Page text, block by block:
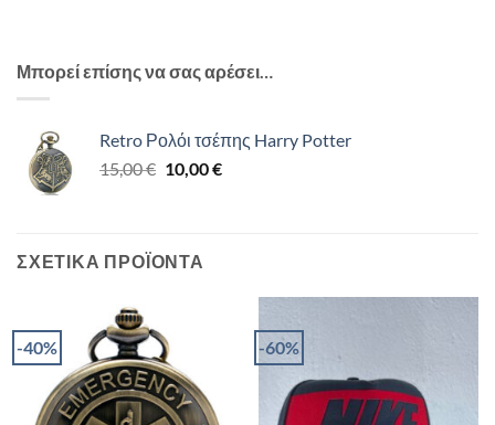
Μπορεί επίσης να σας αρέσει…
Retro Ρολόι τσέπης Harry Potter
15,00€ Original
10,00€Η
ΣΧΕΤΙΚΆ ΠΡΟΪΌΝΤΑ
-40% -60%